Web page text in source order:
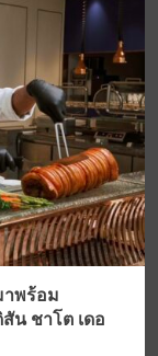
พร้อม
น ชาโต เดอ